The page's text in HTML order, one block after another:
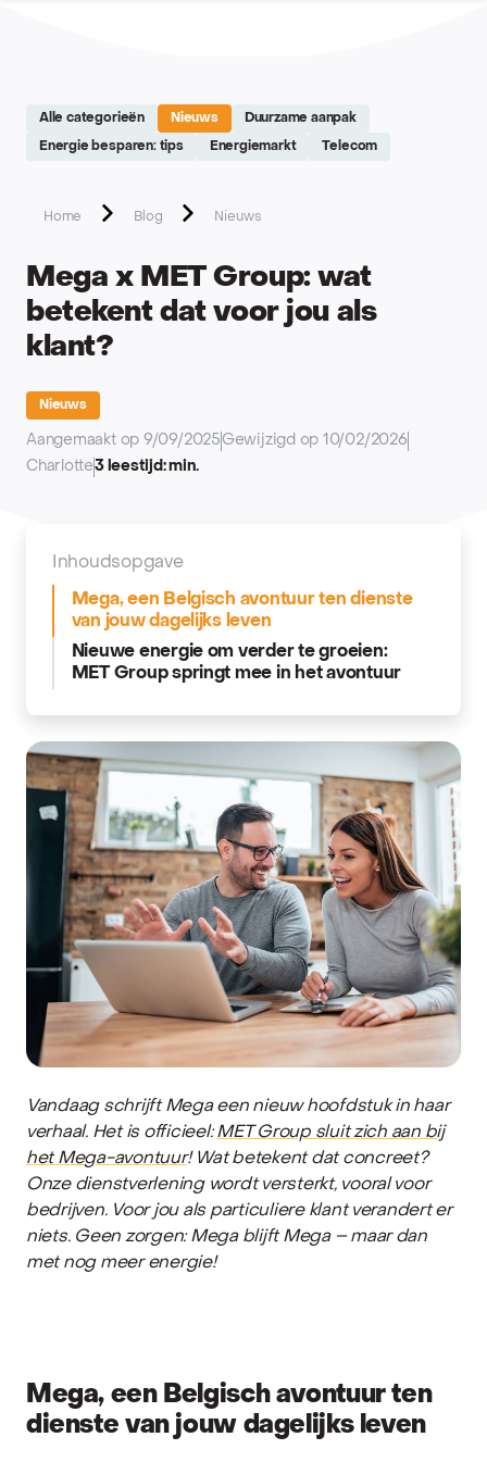
Alle categorieën Nieuws Duurzame aanpak
Energie besparen: tips Energiemarkt Telecom
Home Blog Nieuws
Mega x MET Group: wat
betekent dat voor jou als
klant?
Nieuws
Aangemaakt op 9/09/2025Gewijzigd op 10/02/2026
Charlotte3 leestijd: min.
Inhoudsopgave
Mega, een Belgisch avontuur ten dienste
van jouw dagelijks leven
Nieuwe energie om verder te groeien:
MET Group springt mee in het avontuur
Vandaag schrijft Mega een nieuw hoofdstuk in haar
verhaal. Het is officieel:MET Group sluit zich aan bij
het Mega-avontuur! Wat betekent dat concreet?
Onze dienstverlening wordt versterkt, vooral voor
bedrijven. Voor jou als particuliere klant verandert er
niets. Geen zorgen: Mega blijft Mega – maar dan
met nog meer energie!
Mega, een Belgisch avontuur ten
dienste van jouw dagelijks leven